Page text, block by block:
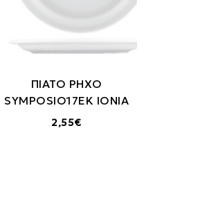
ΠΙΑΤΟ ΡΗΧΟ
SYMPOSIO17ΕΚ IONIA
2,55€